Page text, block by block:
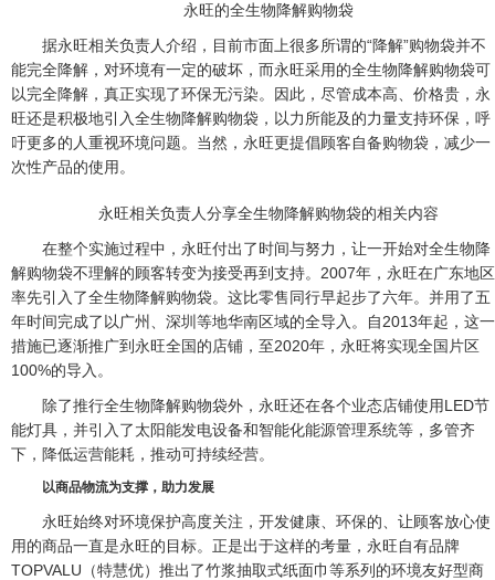
永旺的全生物降解购物袋
据永旺相关负责人介绍，目前市面上很多所谓的“降解”购物袋并不
能完全降解，对环境有一定的破坏，而永旺采用的全生物降解购物袋可
以完全降解，真正实现了环保无污染。因此，尽管成本高、价格贵，永
旺还是积极地引入全生物降解购物袋，以力所能及的力量支持环保，呼
吁更多的人重视环境问题。当然，永旺更提倡顾客自备购物袋，减少一
次性产品的使用。
永旺相关负责人分享全生物降解购物袋的相关内容
在整个实施过程中，永旺付出了时间与努力，让一开始对全生物降
解购物袋不理解的顾客转变为接受再到支持。2007年，永旺在广东地区
率先引入了全生物降解购物袋。这比零售同行早起步了六年。并用了五
年时间完成了以广州、深圳等地华南区域的全导入。自2013年起，这一
措施已逐渐推广到永旺全国的店铺，至2020年，永旺将实现全国片区
100%的导入。
除了推行全生物降解购物袋外，永旺还在各个业态店铺使用LED节
能灯具，并引入了太阳能发电设备和智能化能源管理系统等，多管齐
下，降低运营能耗，推动可持续经营。
以商品物流为支撑，助力发展
永旺始终对环境保护高度关注，开发健康、环保的、让顾客放心使
用的商品一直是永旺的目标。正是出于这样的考量，永旺自有品牌
TOPVALU（特慧优）推出了竹浆抽取式纸面巾等系列的环境友好型商